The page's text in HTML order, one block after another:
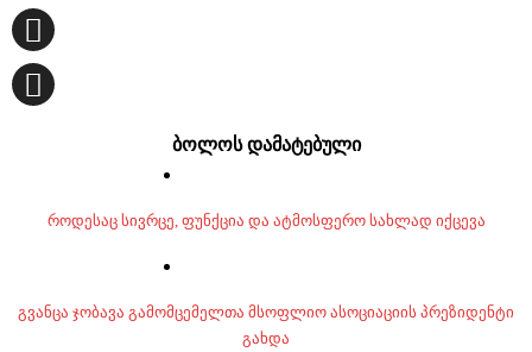
ბოლოს დამატებული
როდესაც სივრცე, ფუნქცია და ატმოსფერო სახლად იქცევა
გვანცა ჯობავა გამომცემელთა მსოფლიო ასოციაციის პრეზიდენტი
გახდა